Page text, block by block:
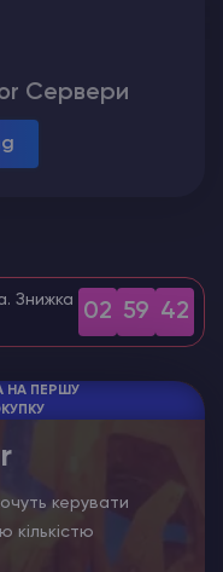
Сервери
Знижка
02 59 41
НА ПЕРШУ
керувати
кількістю